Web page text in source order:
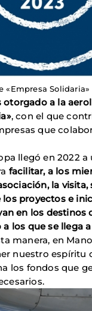
«Empresa Solidaria»
a la
, con el que
que
llegó en 2022
facilitar, a los
la visita,
proyectos e
en los destinos
los que se llega
manera, en
nuestro espíritu
los fondos que